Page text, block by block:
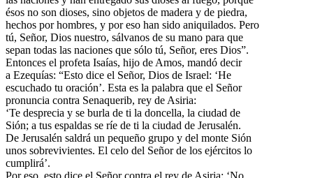
ésos no son dioses, sino objetos de madera y de piedra,
hechos por hombres, y por eso han sido aniquilados. Pero
tú, Señor, Dios nuestro, sálvanos de su mano para que
sepan todas las naciones que sólo tú, Señor, eres Dios”.
Entonces el profeta Isaías, hijo de Amos, mandó decir
a Ezequías: “Esto dice el Señor, Dios de Israel: ‘He
escuchado tu oración’. Esta es la palabra que el Señor
pronuncia contra Senaquerib, rey de Asiria:
‘Te desprecia y se burla de ti la doncella, la ciudad de
Sión; a tus espaldas se ríe de ti la ciudad de Jerusalén.
De Jerusalén saldrá un pequeño grupo y del monte Sión
unos sobrevivientes. El celo del Señor de los ejércitos lo
cumplirá’.
Por eso, esto dice el Señor contra el rey de Asiria: ‘No